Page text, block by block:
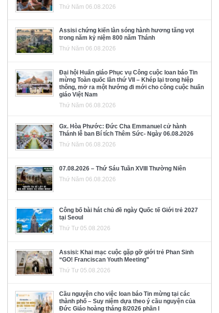
Thứ Năm 06.08.2026
Assisi chứng kiến làn sóng hành hương tăng vọt
trong năm kỷ niệm 800 năm Thánh
Thứ Năm 06.08.2026
Đại hội Huấn giáo Phục vụ Công cuộc loan báo Tin
mừng Toàn quốc lần thứ VII – Khép lại trong hiệp
thông, mở ra một hướng đi mới cho công cuộc huấn
giáo Việt Nam
Thứ Năm 06.08.2026
Gx. Hòa Phước: Đức Cha Emmanuel cử hành
Thánh lễ ban Bí tích Thêm Sức- Ngày 06.08.2026
Thứ Năm 06.08.2026
07.08.2026 – Thứ Sáu Tuần XVIII Thường Niên
Thứ Năm 06.08.2026
Công bố bài hát chủ đề ngày Quốc tế Giới trẻ 2027
tại Seoul
Thứ Tư 05.08.2026
Assisi: Khai mạc cuộc gặp gỡ giới trẻ Phan Sinh
“GO! Franciscan Youth Meeting”
Thứ Tư 05.08.2026
Cầu nguyện cho việc loan báo Tin mừng tại các
thành phố – Suy niệm dựa theo ý cầu nguyện của
Đức Giáo hoàng tháng 8/2026 phần I